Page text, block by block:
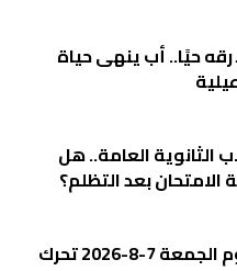
حيًا.. أب ينهى حياة
العامة.. هل
بعد التظلم؟
سعر الذهب اليوم الجمعة 7-8-2026 تحرك